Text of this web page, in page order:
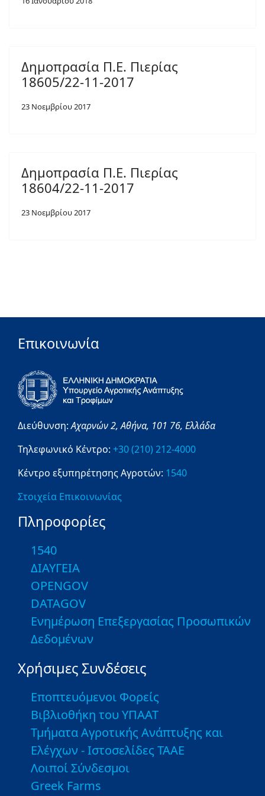
Δημοπρασία Π.Ε. Πιερίας
18605/22-11-2017
23 Νοεμβρίου 2017
Δημοπρασία Π.Ε. Πιερίας
18604/22-11-2017
23 Νοεμβρίου 2017
Επικοινωνία
Διεύθυνση:Αχαρνών 2,Αθήνα, 101 76, Ελλάδα
Τηλεφωνικό Κέντρο: +30 (210) 212-4000
Κέντρο εξυπηρέτησης Αγροτών: 1540
Στοιχεία Επικοινωνίας
Πληροφορίες
1540
ΔΙΑΥΓΕΙΑ
OPENGOV
DATAGOV
Ενημέρωση Επεξεργασίας Προσωπικών
Δεδομένων
Χρήσιμες Συνδέσεις
Εποπτευόμενοι Φορείς
Βιβλιοθήκη του ΥΠΑΑΤ
Τμήματα Αγροτικής Ανάπτυξης και
Ελέγχων - Ιστοσελίδες ΤΑΑΕ
Λοιποί Σύνδεσμοι
Greek Farms